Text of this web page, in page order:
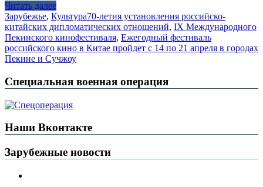
Читать далее
Зарубежье, Культура70-летия установления российско-
китайских дипломатических отношений, IX Международного
Пекинского кинофестиваля, Ежегодный фестиваль
российского кино в Китае пройдет с 14 по 21 апреля в городах
Пекине и Сучжоу
Специальная военная операция
Наши Вконтакте
Зарубежные новости